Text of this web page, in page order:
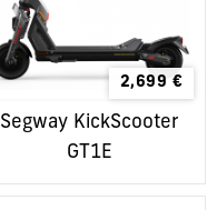
2,699 €
Segway KickScooter
GT1E